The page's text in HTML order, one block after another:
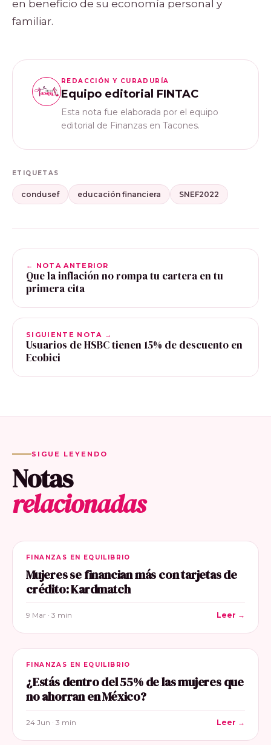
en beneficio de su economía personal y
familiar.
REDACCIÓN Y CURADURÍA
Equipo editorial FINTAC
Esta nota fue elaborada por el equipo
editorial de Finanzas en Tacones.
ETIQUETAS
condusef educación financiera SNEF2022
← NOTA ANTERIOR
Que la inflación no rompa tu cartera en tu
primera cita
SIGUIENTE NOTA →
Usuarios de HSBC tienen 15% de descuento en
Ecobici
SIGUE LEYENDO
Notas
relacionadas
FINANZAS EN EQUILIBRIO
Mujeres se financian más con tarjetas de
crédito: Kardmatch
9 Mar · 3 min Leer →
FINANZAS EN EQUILIBRIO
¿Estás dentro del 55% de las mujeres que
no ahorran en México?
24 Jun · 3 min Leer →